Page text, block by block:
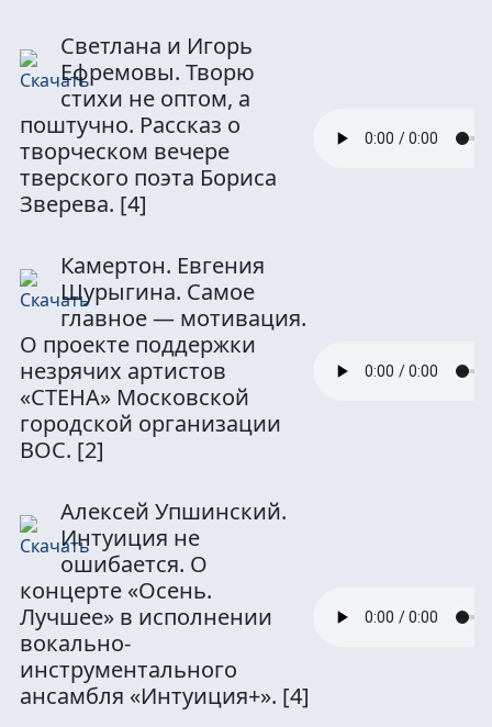
Светлана и Игорь
Ефремовы. Творю
стихи не оптом, а
поштучно. Рассказ о
творческом вечере
тверского поэта Бориса
Зверева. [4]
Камертон. Евгения
Шурыгина. Самое
главное — мотивация.
О проекте поддержки
незрячих артистов
«СТЕНА» Московской
городской организации
ВОС. [2]
Алексей Упшинский.
Интуиция не
ошибается. О
концерте «Осень.
Лучшее» в исполнении
вокально-
инструментального
ансамбля «Интуиция+». [4]